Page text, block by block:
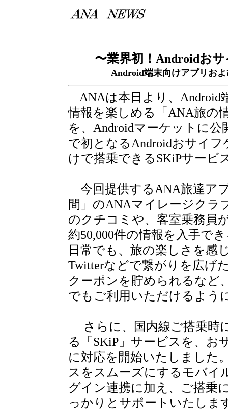
〜業界初！Androidお
Android端末向けアプリお
ANAは本日より、
情報を楽しめる「ANA旅の
を、Androidマーケットに
で初となるAndroidおサイ
けで搭乗できるSKiPサービ
今回提供するANA旅達ア
間」のANAマイレージクラ
のクチコミや、客室乗務員
約50,000件の情報を入手で
日常でも、旅の楽しさを感
Twitterなどで繋がりを広げ
クーポンを貯められるなど
でもご利用いただけるよう
さらに、国内線ご搭乗時
る「SKiP」サービスを、お
に対応を開始いたしました
スをスムーズにするモバイ
グイン連携に加え、ご搭乗
っかりとサポートいたしま